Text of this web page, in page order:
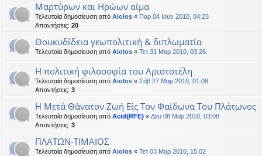
Μαρτύρων και Ηρώων αίμα
Τελευταία δημοσίευση από Aiolos « Παρ 04 Ιουν 2010, 04:23
Απαντήσεις: 20
Θουκυδίδεια γεωπολιτική & διπλωματία
Τελευταία δημοσίευση από Aiolos « Τετ 31 Μαρ 2010, 03:26
Η πολιτική φιλοσοφία του Αριστοτέλη
Τελευταία δημοσίευση από Aiolos « Σάβ 27 Μαρ 2010, 01:08
Απαντήσεις: 3
Η Μετά Θάνατον Ζωή Είς Τον Φαίδωνα Του Πλάτωνος
Τελευταία δημοσίευση από Acid{RFE}« Δευ 08 Μαρ 2010, 03:08
Απαντήσεις: 3
ΠΛΑΤΩΝ-ΤΙΜΑΙΟΣ
Τελευταία δημοσίευση από Aiolos « Τετ 03 Μαρ 2010, 15:02